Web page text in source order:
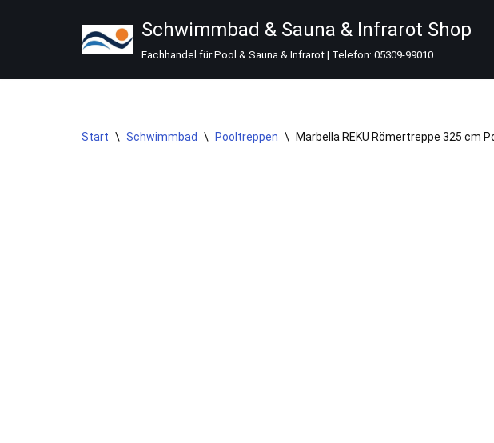
springen
Schwimmbad & Sauna & Infrarot Shop
Fachhandel für Pool & Sauna & Infrarot | Telefon: 05309-99010
Start \ Schwimmbad \ Pooltreppen \ Marbella REKU Römertreppe 325 cm